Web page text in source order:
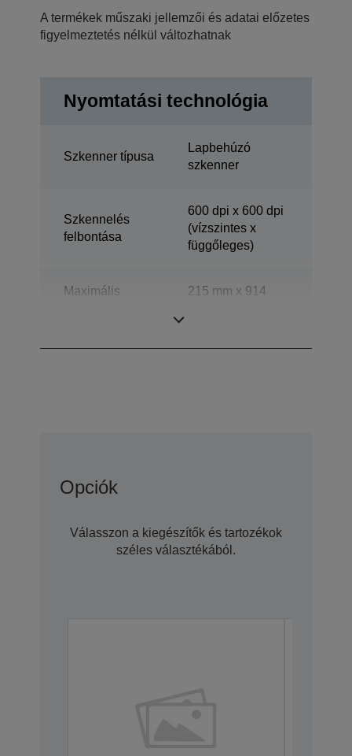
A termékek műszaki jellemzői és adatai előzetes
figyelmeztetés nélkül változhatnak
Nyomtatási technológia
Szkenner típusa
Lapbehúzó
szkenner
Szkennelés
felbontása
600 dpi x 600 dpi
(vízszintes x
függőleges)
Maximális
215 mm x 914
Opciók
Válasszon a kiegészítők és tartozékok
széles választékából.